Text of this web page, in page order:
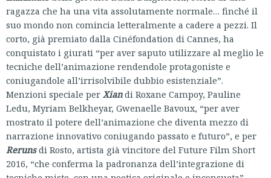
ragazza che ha una vita assolutamente normale… finché il
suo mondo non comincia letteralmente a cadere a pezzi. Il
corto, già premiato dalla Cinéfondation di Cannes, ha
conquistato i giurati “per aver saputo utilizzare al meglio le
tecniche dell’animazione rendendole protagoniste e
coniugandole all’irrisolvibile dubbio esistenziale”.
Menzioni speciale per Xiandi Roxane Campoy, Pauline
Ledu, Myriam Belkheyar, Gwenaelle Bavoux, “per aver
mostrato il potere dell’animazione che diventa mezzo di
narrazione innovativo coniugando passato e futuro”, e per
Rerunsdi Rosto, artista già vincitore del Future Film Short
2016, “che conferma la padronanza dell’integrazione di